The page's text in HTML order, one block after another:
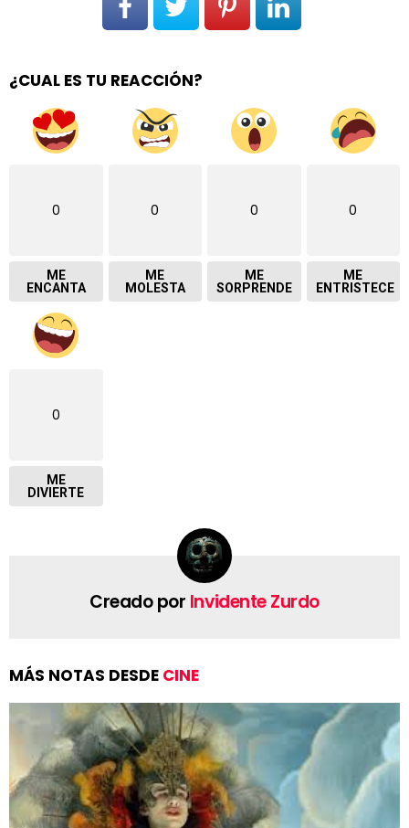
¿CUAL ES TU REACCIÓN?
0
ME
ENCANTA
0
ME
MOLESTA
0
ME
SORPRENDE
0
ME
ENTRISTECE
0
ME
DIVIERTE
Creado por Invidente Zurdo
MÁS NOTAS DESDE CINE